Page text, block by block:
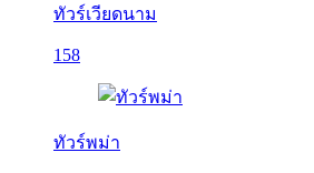
ทัวร์เวียดนาม
158
ทัวร์พม่า